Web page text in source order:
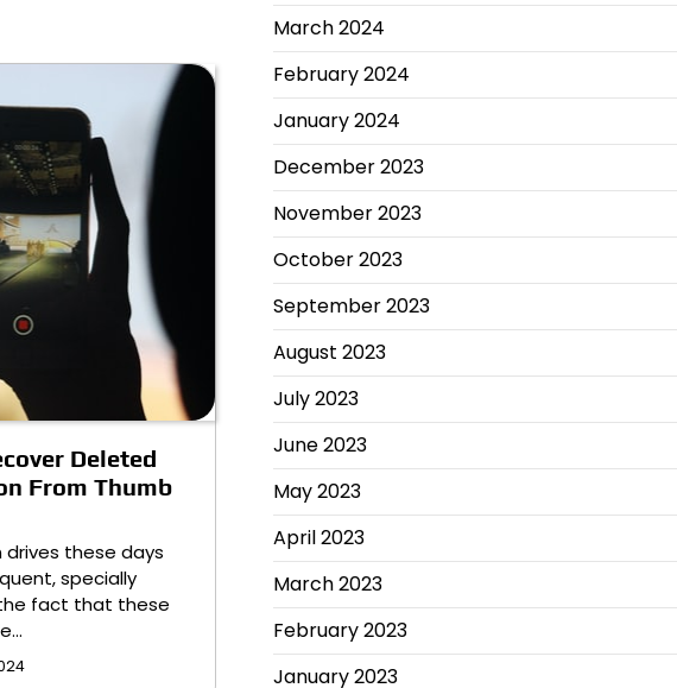
Deleted
From Thumb
drives these days
specially
fact that these
March 2024
February 2024
January 2024
December 2023
November 2023
October 2023
September 2023
August 2023
July 2023
June 2023
May 2023
April 2023
March 2023
February 2023
January 2023